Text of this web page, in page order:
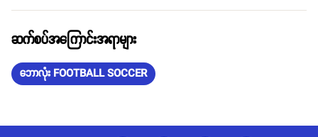
ဆက်စပ်အကြောင်းအရာများ
ဘောလုံး FOOTBALL SOCCER